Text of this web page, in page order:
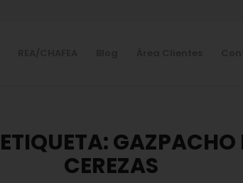
GAZPACHO
CEREZAS